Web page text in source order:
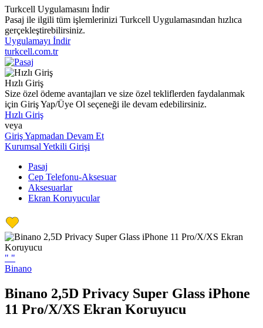
Turkcell Uygulamasını İndir
Pasaj ile ilgili tüm işlemlerinizi Turkcell Uygulamasından hızlıca
gerçekleştirebilirsiniz.
Uygulamayı İndir
turkcell.com.tr
Hızlı Giriş
Size özel ödeme avantajları ve size özel tekliflerden faydalanmak
için Giriş Yap/Üye Ol seçeneği ile devam edebilirsiniz.
Hızlı Giriş
veya
Giriş Yapmadan Devam Et
Kurumsal Yetkili Girişi
Pasaj
Cep Telefonu-Aksesuar
Aksesuarlar
Ekran Koruyucular
" "
Binano
Binano 2,5D Privacy Super Glass iPhone
11 Pro/X/XS Ekran Koruyucu